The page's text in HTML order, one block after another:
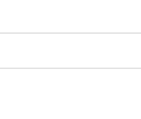
een dynamische